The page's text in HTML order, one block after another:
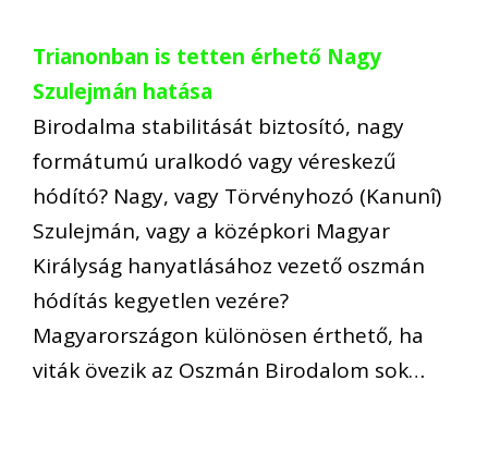
Trianonban is tetten érhető Nagy
Szulejmán hatása
Birodalma stabilitását biztosító, nagy
formátumú uralkodó vagy véreskezű
hódító? Nagy, vagy Törvényhozó (Kanunî)
Szulejmán, vagy a középkori Magyar
Királyság hanyatlásához vezető oszmán
hódítás kegyetlen vezére?
Magyarországon különösen érthető, ha
viták övezik az Oszmán Birodalom sok…